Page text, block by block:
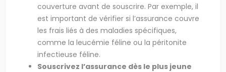
couverture avant de souscrire. Par exemple, il
est important de vérifier si l’assurance couvre
les frais liés à des maladies spécifiques,
comme la leucémie féline ou la péritonite
infectieuse féline.
Souscrivez l’assurance dès le plus jeune